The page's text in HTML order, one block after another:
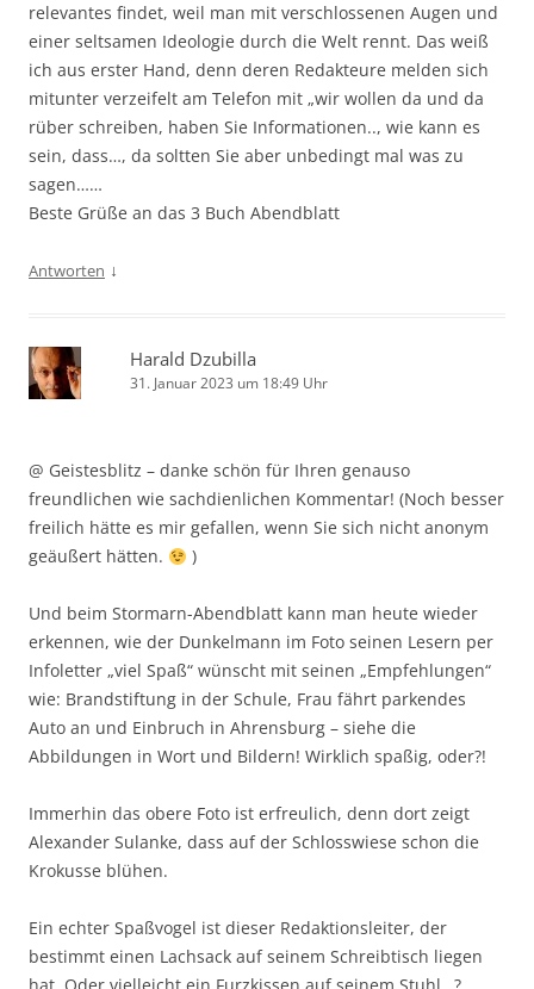
relevantes findet, weil man mit verschlossenen Augen und
einer seltsamen Ideologie durch die Welt rennt. Das weiß
ich aus erster Hand, denn deren Redakteure melden sich
mitunter verzeifelt am Telefon mit „wir wollen da und da
rüber schreiben, haben Sie Informationen.., wie kann es
sein, dass…, da soltten Sie aber unbedingt mal was zu
sagen……
Beste Grüße an das 3 Buch Abendblatt
Antworten ↓
Harald Dzubilla
31. Januar 2023 um 18:49 Uhr
@ Geistesblitz – danke schön für Ihren genauso
freundlichen wie sachdienlichen Kommentar! (Noch besser
freilich hätte es mir gefallen, wenn Sie sich nicht anonym
geäußert hätten.
)
Und beim Stormarn-Abendblatt kann man heute wieder
erkennen, wie der Dunkelmann im Foto seinen Lesern per
Infoletter „viel Spaß“ wünscht mit seinen „Empfehlungen“
wie: Brandstiftung in der Schule, Frau fährt parkendes
Auto an und Einbruch in Ahrensburg – siehe die
Abbildungen in Wort und Bildern! Wirklich spaßig, oder?!
Immerhin das obere Foto ist erfreulich, denn dort zeigt
Alexander Sulanke, dass auf der Schlosswiese schon die
Krokusse blühen.
Ein echter Spaßvogel ist dieser Redaktionsleiter, der
bestimmt einen Lachsack auf seinem Schreibtisch liegen